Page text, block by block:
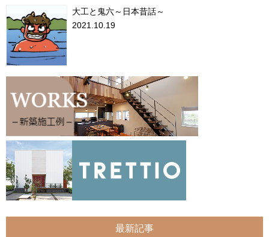
大工と鬼六～日本昔話～
2021.10.19
最新記事